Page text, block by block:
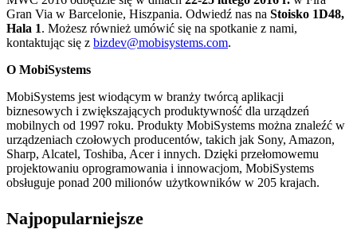
Gran Via w Barcelonie, Hiszpania. Odwiedź nas na Stoisko 1D48,
Hala 1. Możesz również umówić się na spotkanie z nami,
kontaktując się z bizdev@mobisystems.com.
O MobiSystems
MobiSystems jest wiodącym w branży twórcą aplikacji
biznesowych i zwiększających produktywność dla urządzeń
mobilnych od 1997 roku. Produkty MobiSystems można znaleźć w
urządzeniach czołowych producentów, takich jak Sony, Amazon,
Sharp, Alcatel, Toshiba, Acer i innych. Dzięki przełomowemu
projektowaniu oprogramowania i innowacjom, MobiSystems
obsługuje ponad 200 milionów użytkowników w 205 krajach.
Najpopularniejsze